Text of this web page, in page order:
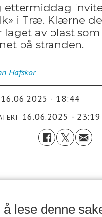
ettermiddag
i Træ. Klærne
laget av plast
på stranden.
Hafskor
16.06.2025 - 18:44
16.06.2025 - 23:19
å lese denne